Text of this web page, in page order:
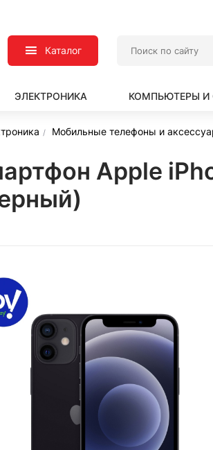
Каталог
ЭЛЕКТРОНИКА КОМПЬЮТЕРЫ И
Мобильные телефоны и
Apple